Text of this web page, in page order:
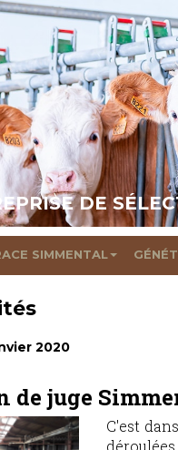
DE
SIMMENTAL
2020
de juge
C'est